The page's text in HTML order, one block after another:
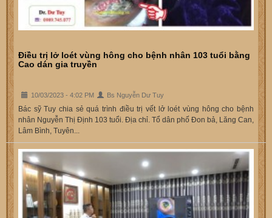
Điều trị lở loét vùng hông cho bệnh nhân 103 tuổi bằng
Cao dán gia truyền
10/03/2023 - 4:02 PM Bs Nguyễn Dư Tuy
Bác sỹ Tuy chia sẻ quá trình điều trị vết lở loét vùng hông cho bệnh
nhân Nguyễn Thị Định 103 tuổi. Địa chỉ. Tổ dân phố Đon bả, Lăng Can,
Lâm Bình, Tuyên...